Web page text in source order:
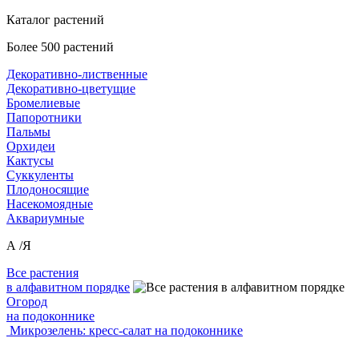
Каталог растений
Более 500 растений
Декоративно-лиственные
Декоративно-цветущие
Бромелиевые
Папоротники
Пальмы
Орхидеи
Кактусы
Суккуленты
Плодоносящие
Насекомоядные
Аквариумные
А /Я
Все растения
в алфавитном порядке
Огород
на подоконнике
Микрозелень: кресс-салат на подоконнике